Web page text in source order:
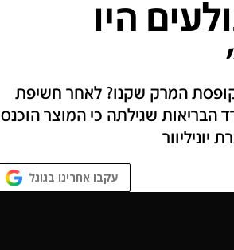
היו
המרק שקנו? לאחר חשיפת
הבריאות שגילתה כי המוצר הוכנס
עקבו אחרינו בגוגל